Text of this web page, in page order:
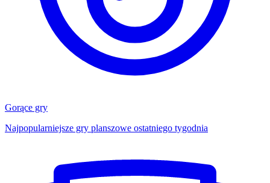
Gorące gry
Najpopularniejsze gry planszowe ostatniego tygodnia